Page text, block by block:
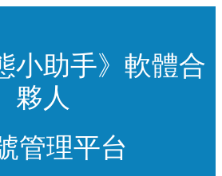
小助手》軟體合
夥人
管理平台